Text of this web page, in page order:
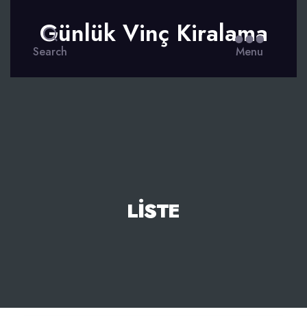
Search
Günlük Vinç Kiralama
Menu
LISTE